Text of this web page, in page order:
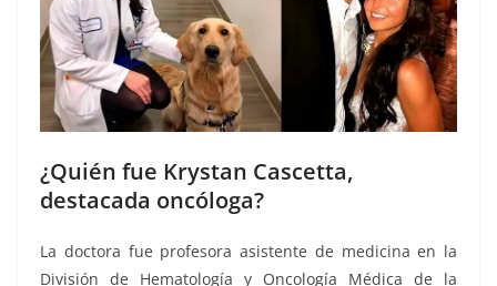
¿Quién fue Krystan Cascetta,
destacada oncóloga?
La doctora fue profesora asistente de medicina en la
División de Hematología y Oncología Médica de la